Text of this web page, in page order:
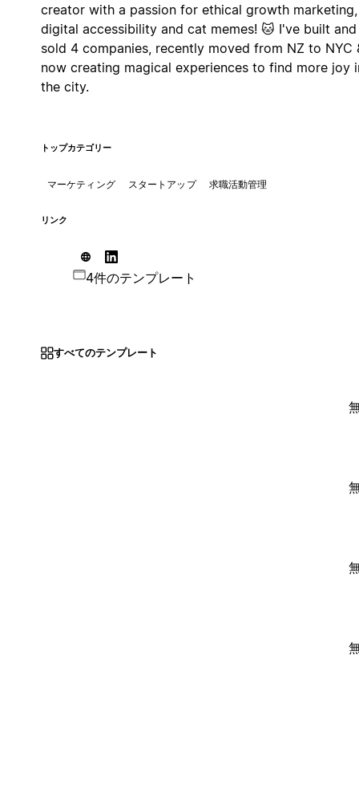
creator with a passion for ethical growth marketing,
digital accessibility and cat memes! 🐱 I've built and
sold 4 companies, recently moved from NZ to NYC
now creating magical experiences to find more joy
the city.
トップカテゴリー
マーケティング スタートアップ 求職活動管理
リンク
4件のテンプレート
すべてのテンプレート